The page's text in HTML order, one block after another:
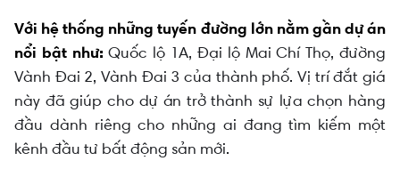
Với hệ thống những tuyến đường lớn nằm gần dự án
nổi bật như: Quốc lộ 1A, Đại lộ Mai Chí Thọ, đường
Vành Đai 2, Vành Đai 3 của thành phố. Vị trí đắt giá
này đã giúp cho dự án trở thành sự lựa chọn hàng
đầu dành riêng cho những ai đang tìm kiếm một
kênh đầu tư bất động sản mới.